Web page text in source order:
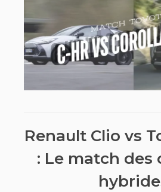
Renault Clio vs
: Le match des